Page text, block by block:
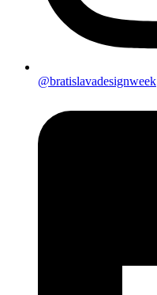
@bratislavadesignweek